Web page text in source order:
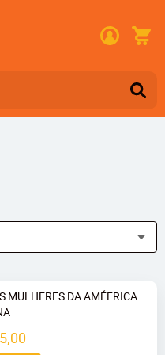
MULHERES DA AMÉFRICA